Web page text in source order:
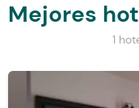
Mejores
1